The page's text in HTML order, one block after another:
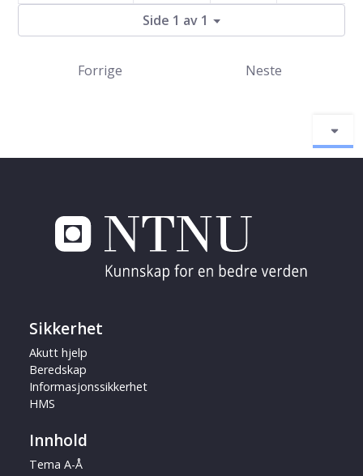
Side 1 av 1
Forrige Neste
Sikkerhet
Akutt hjelp
Beredskap
Informasjonssikkerhet
HMS
Innhold
Tema A-Å